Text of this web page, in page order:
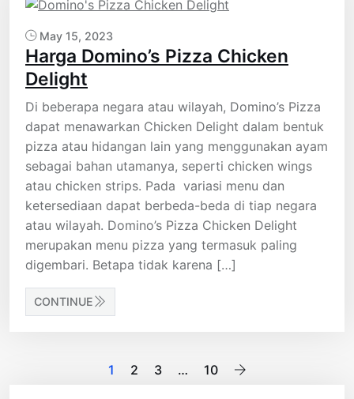
May 15, 2023
Harga Domino’s Pizza Chicken
Delight
Di beberapa negara atau wilayah, Domino’s Pizza
dapat menawarkan Chicken Delight dalam bentuk
pizza atau hidangan lain yang menggunakan ayam
sebagai bahan utamanya, seperti chicken wings
atau chicken strips. Pada variasi menu dan
ketersediaan dapat berbeda-beda di tiap negara
atau wilayah. Domino’s Pizza Chicken Delight
merupakan menu pizza yang termasuk paling
digembari. Betapa tidak karena […]
CONTINUE
1 2 3 … 10